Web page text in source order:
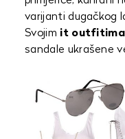
varijanti dugačkog
Svojim it outfitima
sandale ukrašene